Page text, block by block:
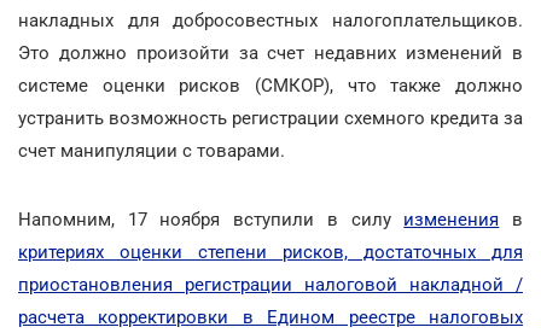
накладных для добросовестных налогоплательщиков.
Это должно произойти за счет недавних изменений в
системе оценки рисков (СМКОР), что также должно
устранить возможность регистрации схемного кредита за
счет манипуляции с товарами.
Напомним, 17 ноября вступили в силу изменения в
критериях оценки степени рисков, достаточных для
приостановления регистрации налоговой накладной /
расчета корректировки в Едином реестре налоговых